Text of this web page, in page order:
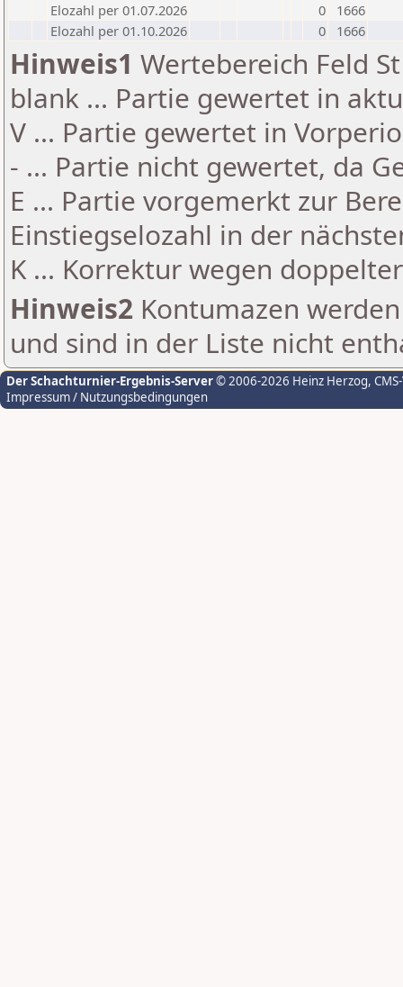
Elozahl per 01.07.2026
0
1666
Elozahl per 01.10.2026
0 1666
Hinweis1 Wertebereich Feld
blank ... Partie gewertet in
V ... Partie gewertet in
- ... Partie nicht gewertet, da
E ... Partie vorgemerkt zur
Einstiegselozahl in der
K ... Korrektur wegen
Hinweis2 Kontumazen
und sind in der Liste nicht
Der Schachturnier-Ergebnis-Server© 2006-2026 Heinz Herzog,
Impressum / Nutzungsbedingungen